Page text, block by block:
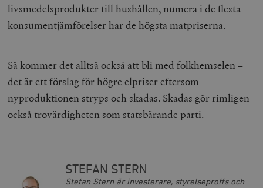
livsmedelsprodukter till hushållen, numera i de flesta
konsumentjämförelser har de högsta matpriserna.
Så kommer det alltså också att bli med folkhemselen –
det är ett förslag för högre elpriser eftersom
nyproduktionen stryps och skadas. Skadas gör rimligen
också trovärdigheten som statsbärande parti.
STEFAN STERN
Stefan Stern är investerare, styrelseproffs och
__cf_bm
.vimeo.com